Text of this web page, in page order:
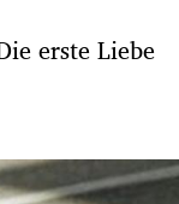
erste Liebe